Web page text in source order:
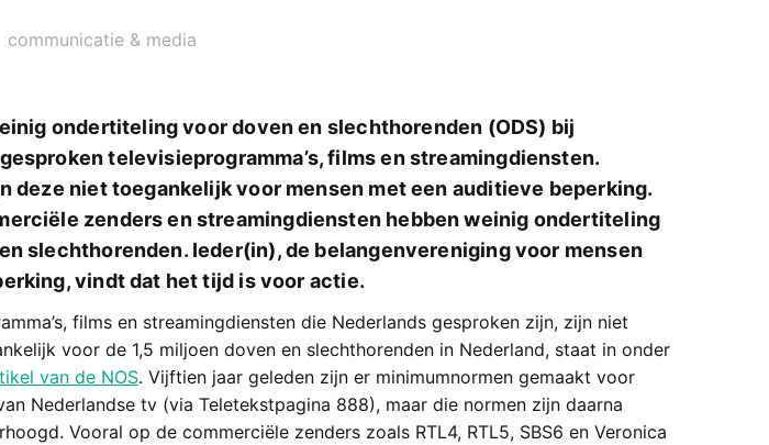
communicatie & media
ondertiteling voor doven en slechthorenden (ODS) bij
televisieprogramma’s, films en streamingdiensten.
deze niet toegankelijk voor mensen met een auditieve beperking.
zenders en streamingdiensten hebben weinig ondertiteling
slechthorenden. Ieder(in), de belangenvereniging voor mensen
vindt dat het tijd is voor actie.
films en streamingdiensten die Nederlands gesproken zijn, zijn niet
voor de 1,5 miljoen doven en slechthorenden in Nederland, staat in onder
van de NOS. Vijftien jaar geleden zijn er minimumnormen gemaakt voor
Nederlandse tv (via Teletekstpagina 888), maar die normen zijn daarna
Vooral op de commerciële zenders zoals RTL4, RTL5, SBS6 en Veronica